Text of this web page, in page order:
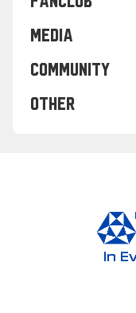
MEDIA
COMMUNITY
OTHER